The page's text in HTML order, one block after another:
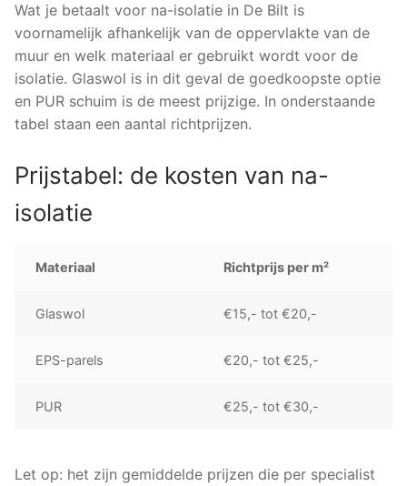
Wat je betaalt voor na-isolatie in De Bilt is
voornamelijk afhankelijk van de oppervlakte van de
muur en welk materiaal er gebruikt wordt voor de
isolatie. Glaswol is in dit geval de goedkoopste optie
en PUR schuim is de meest prijzige. In onderstaande
tabel staan een aantal richtprijzen.
Prijstabel: de kosten van na-
isolatie
Materiaal Richtprijs per m²
Glaswol €15,- tot €20,-
EPS-parels €20,- tot €25,-
PUR €25,- tot €30,-
Let op: het zijn gemiddelde prijzen die per specialist